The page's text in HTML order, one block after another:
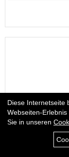
Rigida H-Rad
Diese Internetseite
Webseiten-
Sie in unseren